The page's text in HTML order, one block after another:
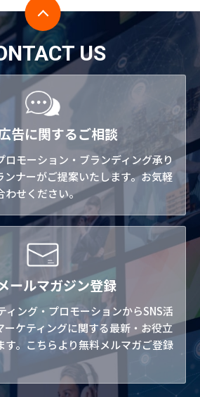
US
告に関するご相談
ロモーション・ブランディング承り
ンナーがご提案いたします。お気軽
わせください。
ールマガジン登録
ィング・プロモーションからSNS活
ーケティングに関する最新・お役立
す。こちらより無料メルマガご登録